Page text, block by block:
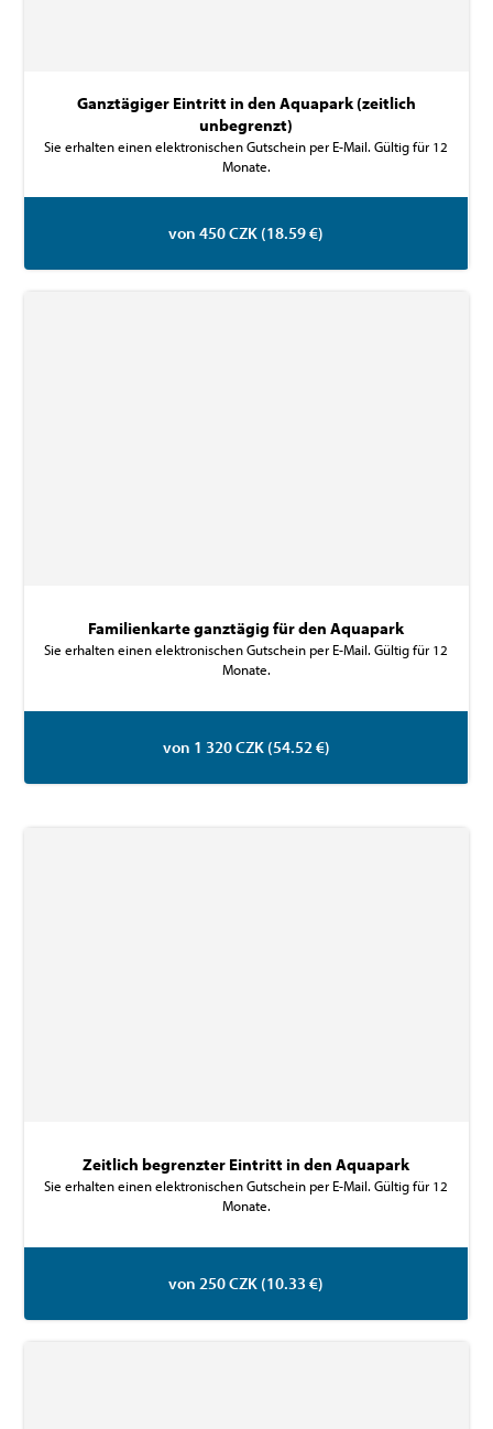
Ganztägiger Eintritt in den Aquapark (zeitlich
unbegrenzt)
Sie erhalten einen elektronischen Gutschein per E-Mail. Gültig für 12
Monate.
von 450 CZK (18.59 €)
Familienkarte ganztägig für den Aquapark
Sie erhalten einen elektronischen Gutschein per E-Mail. Gültig für 12
Monate.
von 1 320 CZK (54.52 €)
Zeitlich begrenzter Eintritt in den Aquapark
Sie erhalten einen elektronischen Gutschein per E-Mail. Gültig für 12
Monate.
von 250 CZK (10.33 €)